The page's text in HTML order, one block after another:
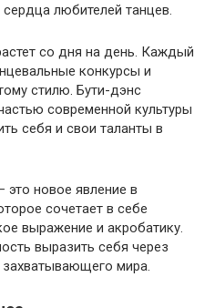
любителей танцев.
со дня на день. Каждый
конкурсы и
стилю. Бути-дэнс
современной культуры
себя и свои таланты в
новое явление в
сочетает в себе
выражение и акробатику.
выразить себя через
захватывающего мира.